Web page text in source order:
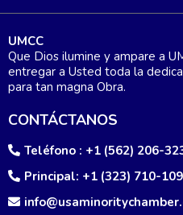
UMCC
Que Dios ilumine y ampare a
entregar a Usted toda la
para tan magna Obra.
CONTÁCTANOS
Teléfono : +1 (562) 206-
Principal: +1 (323) 710-